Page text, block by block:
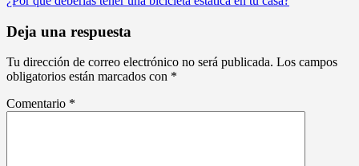
de
entradas
Deja una respuesta
Tu dirección de correo electrónico no será publicada. Los campos
obligatorios están marcados con *
Comentario *